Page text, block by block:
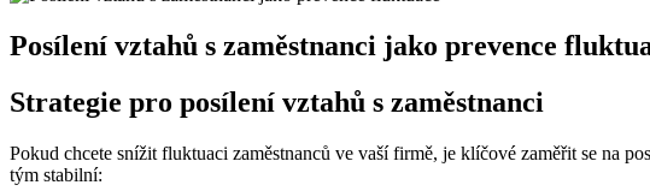
Posílení vztahů s zaměstnanci jako prevence
Strategie pro posílení vztahů s zaměstnanci
Pokud chcete snížit fluktuaci zaměstnanců ve vaší firmě, je klíčové zaměřit se na
tým stabilní: